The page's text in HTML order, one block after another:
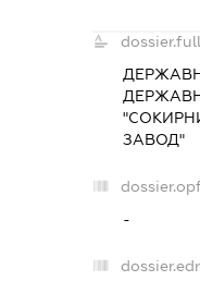
ЗАВОД"
-